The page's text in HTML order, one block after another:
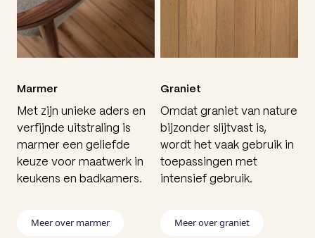
Marmer
Met zijn unieke aders en
verfijnde uitstraling is
marmer een geliefde
keuze voor maatwerk in
keukens en badkamers.
Meer over marmer
Graniet
Omdat graniet van nature
bijzonder slijtvast is,
wordt het vaak gebruik in
toepassingen met
intensief gebruik.
Meer over graniet